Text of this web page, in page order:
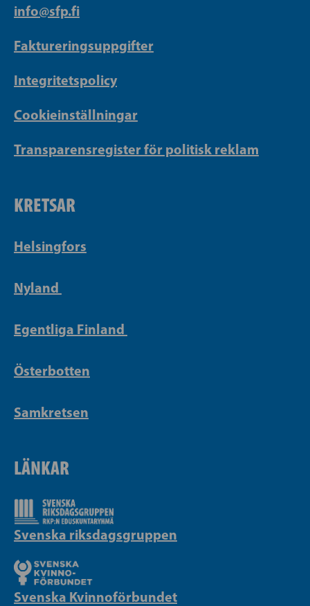
info@sfp.fi
Faktureringsuppgifter
Integritetspolicy
Cookieinställningar
Transparensregister för politisk reklam
KRETSAR
Helsingfors
Nyland
Egentliga Finland
Österbotten
Samkretsen
LÄNKAR
Svenska riksdagsgruppen
Svenska Kvinnoförbundet